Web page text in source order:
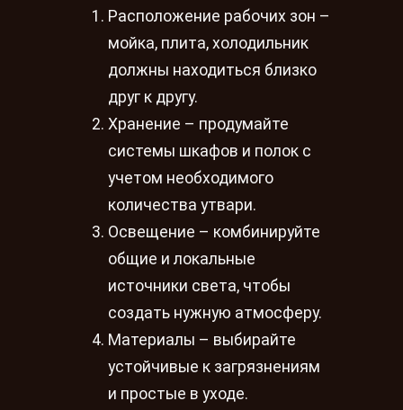
Расположение рабочих зон –
мойка, плита, холодильник
должны находиться близко
друг к другу.
Хранение – продумайте
системы шкафов и полок с
учетом необходимого
количества утвари.
Освещение – комбинируйте
общие и локальные
источники света, чтобы
создать нужную атмосферу.
Материалы – выбирайте
устойчивые к загрязнениям
и простые в уходе.